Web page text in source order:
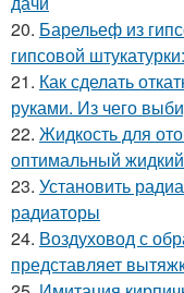
20. Барельеф из
гипсовой
21. Как сделать
руками. Из чего
22. Жидкость для
оптимальный
23. Установить
радиаторы
24. Воздуховод с
представляет